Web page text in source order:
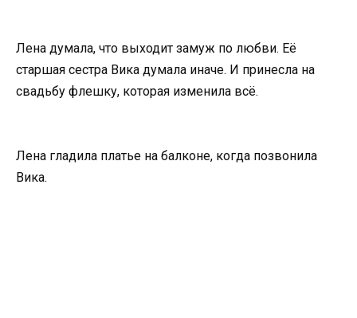
Лена думала, что выходит замуж по любви. Её
старшая сестра Вика думала иначе. И принесла на
свадьбу флешку, которая изменила всё.
Лена гладила платье на балконе, когда позвонила
Вика.